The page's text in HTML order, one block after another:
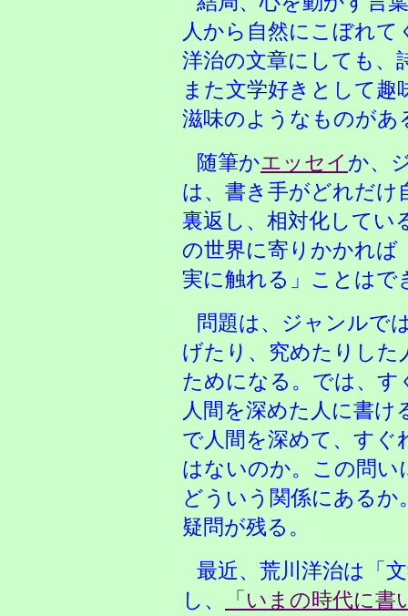
人から自然にこぼれ
洋治の文章にしても、
また文学好きとして
滋味のようなものがあ
随筆かエッセイ か、
は、書き手がどれだけ
裏返し、相対化してい
の世界に寄りかかれば
実に触れる」ことはで
問題は、ジャンルで
げたり、究めたりした
ためになる。では、す
人間を深めた人に書
で人間を深めて、すぐ
はないのか。この問い
どういう関係にある
疑問が残る。
最近、荒川洋治は「
し、
「いまの時代に